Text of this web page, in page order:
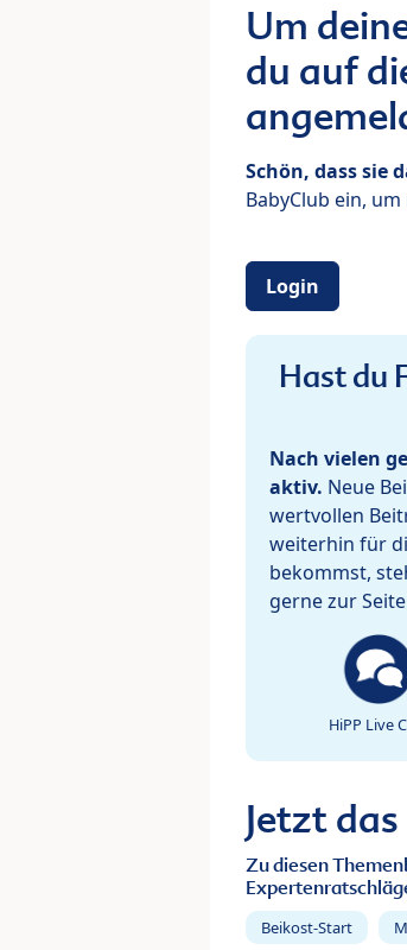
Um
du auf
Schön, dass sie
BabyClub ein,
Login
Hast du
Nach vielen
aktiv. Neue
wertvollen
weiterhin für
bekommst,
gerne zur
HiPP Live
Jetzt
Zu diesen
Beikost-Start